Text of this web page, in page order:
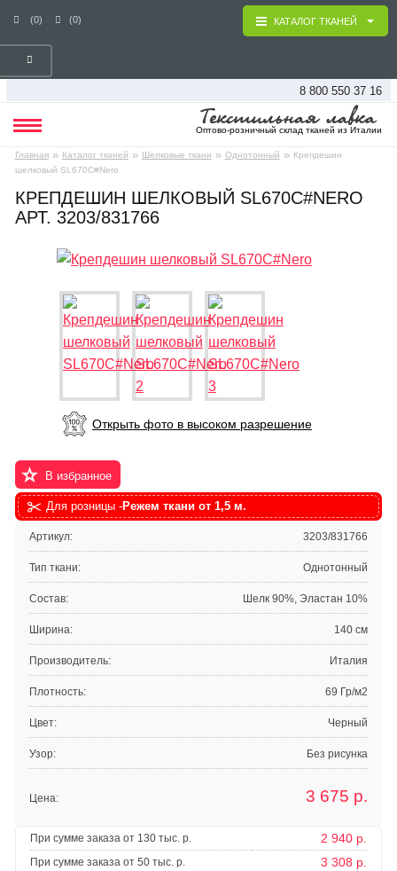
(0) (0)
8 800 550 37 16
Оптово-розничный склад тканей из Италии
Главная » Каталог тканей » Шелковые ткани » Однотонный » Крепдешин
шелковый SL670C#Nero
КАТАЛОГ ТКАНЕЙ
КРЕПДЕШИН ШЕЛКОВЫЙ SL670C#NERO
АРТ. 3203/831766
Открыть фото в высоком разрешение
В избранное
Для розницы -Режем ткани от 1,5 м.
Артикул: 3203/831766
Тип ткани: Однотонный
Состав: Шелк 90%, Эластан 10%
Ширина: 140 см
Производитель: Италия
Плотность: 69 Гр/м2
Цвет: Черный
Узор: Без рисунка
Цена: 3 675 р.
При сумме заказа от 130 тыс. р. 2 940 р.
При сумме заказа от 50 тыс. р. 3 308 р.